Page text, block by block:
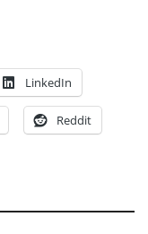
LinkedIn
Reddit